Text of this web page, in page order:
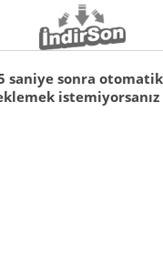
saniye sonra
istemiyorsanız